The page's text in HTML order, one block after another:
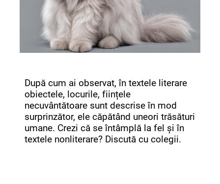
După cum ai observat, în textele literare
obiectele, locurile, ființele
necuvântătoare sunt descrise în mod
surprinzător, ele căpătând uneori trăsături
umane. Crezi că se întâmplă la fel și în
textele nonliterare? Discută cu colegii.